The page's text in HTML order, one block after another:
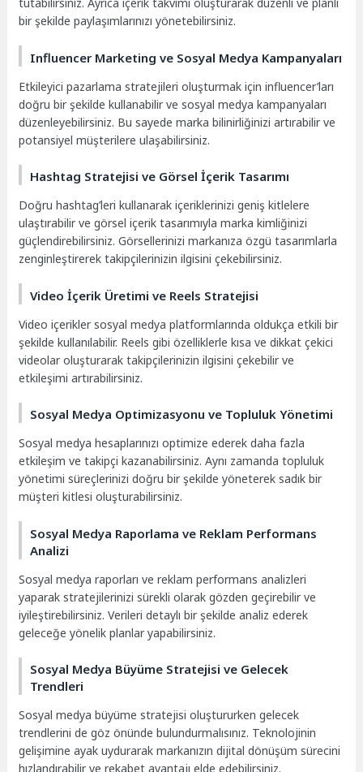
tutabilirsiniz. Ayrıca içerik takvimi oluşturarak düzenli ve planlı
bir şekilde paylaşımlarınızı yönetebilirsiniz.
Influencer Marketing ve Sosyal Medya Kampanyaları
Etkileyici pazarlama stratejileri oluşturmak için influencer’ları
doğru bir şekilde kullanabilir ve sosyal medya kampanyaları
düzenleyebilirsiniz. Bu sayede marka bilinirliğinizi artırabilir ve
potansiyel müşterilere ulaşabilirsiniz.
Hashtag Stratejisi ve Görsel İçerik Tasarımı
Doğru hashtag’leri kullanarak içeriklerinizi geniş kitlelere
ulaştırabilir ve görsel içerik tasarımıyla marka kimliğinizi
güçlendirebilirsiniz. Görsellerinizi markanıza özgü tasarımlarla
zenginleştirerek takipçilerinizin ilgisini çekebilirsiniz.
Video İçerik Üretimi ve Reels Stratejisi
Video içerikler sosyal medya platformlarında oldukça etkili bir
şekilde kullanılabilir. Reels gibi özelliklerle kısa ve dikkat çekici
videolar oluşturarak takipçilerinizin ilgisini çekebilir ve
etkileşimi artırabilirsiniz.
Sosyal Medya Optimizasyonu ve Topluluk Yönetimi
Sosyal medya hesaplarınızı optimize ederek daha fazla
etkileşim ve takipçi kazanabilirsiniz. Aynı zamanda topluluk
yönetimi süreçlerinizi doğru bir şekilde yöneterek sadık bir
müşteri kitlesi oluşturabilirsiniz.
Sosyal Medya Raporlama ve Reklam Performans
Analizi
Sosyal medya raporları ve reklam performans analizleri
yaparak stratejilerinizi sürekli olarak gözden geçirebilir ve
iyileştirebilirsiniz. Verileri detaylı bir şekilde analiz ederek
geleceğe yönelik planlar yapabilirsiniz.
Sosyal Medya Büyüme Stratejisi ve Gelecek
Trendleri
Sosyal medya büyüme stratejisi oluştururken gelecek
trendlerini de göz önünde bulundurmalısınız. Teknolojinin
gelişimine ayak uydurarak markanızın dijital dönüşüm sürecini
hızlandırabilir ve rekabet avantajı elde edebilirsiniz.